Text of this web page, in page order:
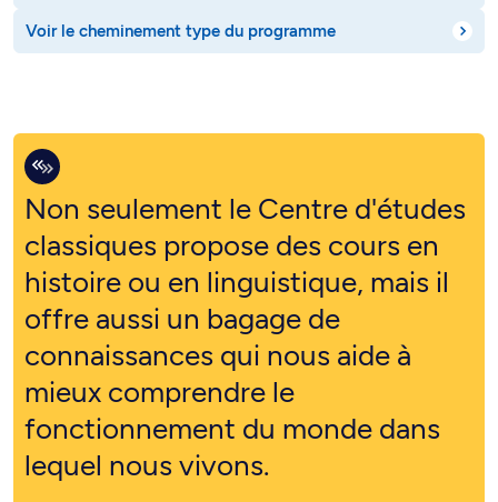
Voir le cheminement type du programme
Non seulement le Centre d'études
classiques propose des cours en
histoire ou en linguistique, mais il
offre aussi un bagage de
connaissances qui nous aide à
mieux comprendre le
fonctionnement du monde dans
lequel nous vivons.